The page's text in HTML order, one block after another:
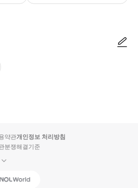
약관개인정보 처리방침
분쟁해결기준
Interpark Global